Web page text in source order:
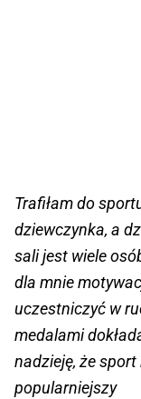
Trafiłam do
dziewczynka, a
sali jest wiele
dla mnie
uczestniczyć w
medalami
nadzieję, że
popularniejszy